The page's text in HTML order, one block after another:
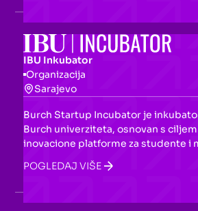
IBU Inkubator
Organizacija
Sarajevo
Burch Startup Incubator je
Burch univerziteta, osnovan s
inovacione platforme za studente i
preduzetnike u BiH. Nudi
mentorstvo, coworking prostor,
osnivanju novih kompanija.
POGLEDAJ VIŠE